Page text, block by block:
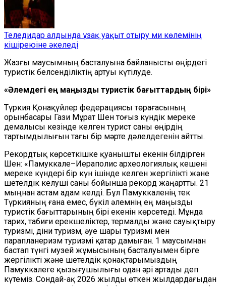
Теледидар алдында ұзақ уақыт отыру ми көлемінің
кішіреюіне әкеледі
Жазғы маусымның басталуына байланысты өңірдегі
туристік белсенділіктің артуы күтілуде.
«Әлемдегі ең маңызды туристік бағыттардың бірі»
Түркия Қонақүйлер федерациясы төрағасының
орынбасары Гази Мұрат Шен тоғыз күндік мереке
демалысы кезінде келген турист саны өңірдің
тартымдылығын тағы бір мәрте дәлелдегенін айтты.
Рекордтық көрсеткішке қуанышты екенін білдірген
Шен: «Памуккале–Иераполис археологиялық кешені
мереке күндері бір күн ішінде келген жергілікті және
шетелдік келуші саны бойынша рекорд жаңартты. 21
мыңнан астам адам келді. Бұл Памуккаленің тек
Түркияның ғана емес, бүкіл әлемнің ең маңызды
туристік бағыттарының бірі екенін көрсетеді. Мұнда
тарих, табиғи ерекшеліктер, термалды және сауықтыру
туризмі, діни туризм, әуе шары туризмі мен
парапланеризм туризмі қатар дамыған. 1 маусымнан
бастап түнгі музей жұмысының басталуымен бірге
жергілікті және шетелдік қонақтарымыздың
Памуккалеге қызығушылығы одан әрі артады деп
күтеміз. Сондай-ақ 2026 жылды өткен жылдардағыдан